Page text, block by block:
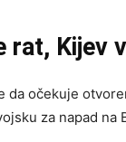
rat, Kijev
da očekuje
za napad